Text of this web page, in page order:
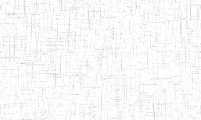
10/10/2013 ENIEG Privé
10/07/2000 ENIEG Privé